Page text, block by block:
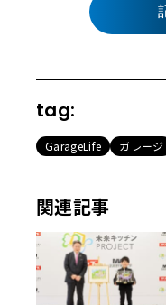
tag:
GarageLife ガレージ
関連記事